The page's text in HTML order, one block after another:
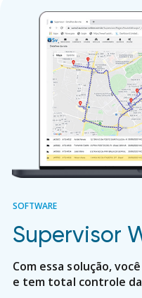
SOFTWARE
Supervisor
Com essa solução,
e tem total controle